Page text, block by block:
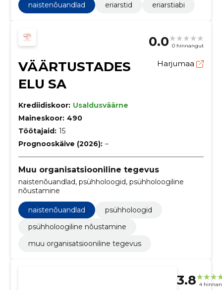
naistenõuandlad eriarstid eriarstiabi
0.0 0 hinnangut
VÄÄRTUSTADES
ELU SA
Harjumaa
Krediidiskoor: Usaldusväärne
Maineskoor: 490
Töötajaid: 15
Prognooskäive (2026): –
Muu organisatsiooniline tegevus
naistenõuandlad, psühholoogid, psühholoogiline
nõustamine
naistenõuandlad
psühholoogid
psühholoogiline nõustamine
muu organisatsiooniline tegevus
3.8 4